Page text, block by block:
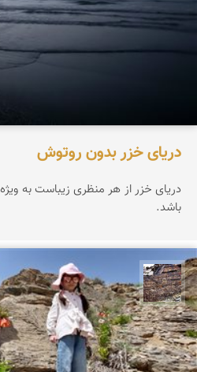
دریای خزر بدون روتوش
دریای خزر از هر منظری زیباست به
باشد.
محمد ناصری فرد